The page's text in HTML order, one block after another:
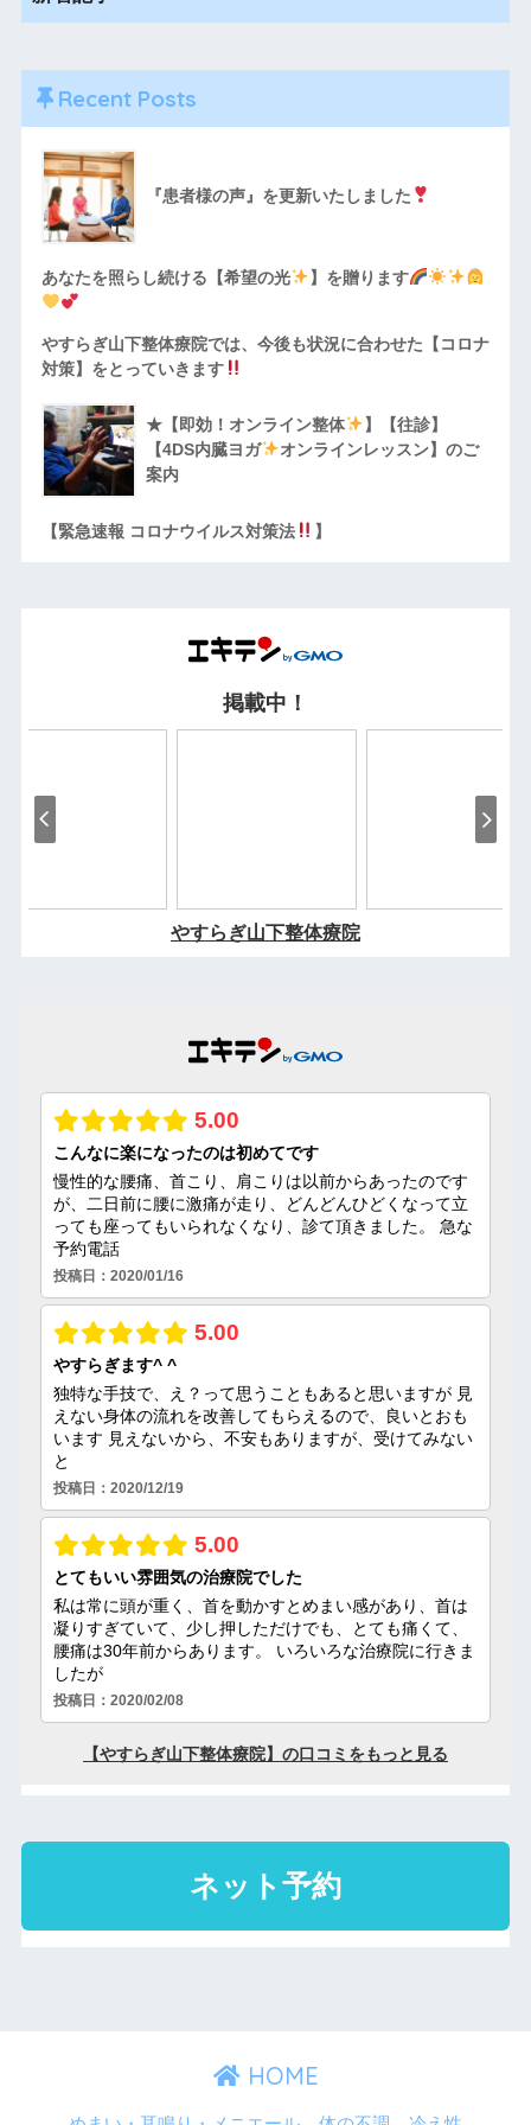
Recent Posts
『患者様の声』を更新いたしました
あなたを照らし続ける【希望の光 】を贈ります
やすらぎ山下整体療院では、今後も状況に合わせた【コロナ
対策】をとっていきます
★【即効！オンライン整体
】【往診】
【4DS内臓ヨガ
オンラインレッスン】のご
案内
【緊急速報 コロナウイルス対策法 】
HOME